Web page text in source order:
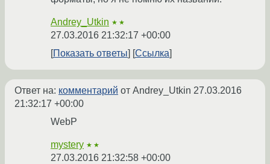
Andrey_Utkin ★★
27.03.2016 21:32:17 +00:00
Показать ответы
Ссылка
Ответ на: комментарий от Andrey_Utkin 27.03.2016
21:32:17 +00:00
WebP
mystery ★★
27.03.2016 21:32:58 +00:00